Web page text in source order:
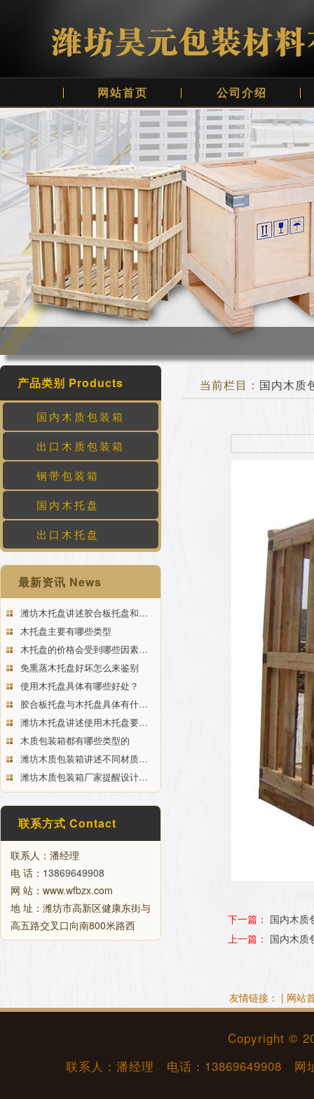
网站首页 公司介绍
产品类别 Products
国内木质包装箱
出口木质包装箱
钢带包装箱
国内木托盘
出口木托盘
最新资讯 News
潍坊木托盘讲述胶合板托盘和…
木托盘主要有哪些类型
木托盘的价格会受到哪些因素…
免熏蒸木托盘好坏怎么来鉴别
使用木托盘具体有哪些好处？
胶合板托盘与木托盘具体有什…
潍坊木托盘讲述使用木托盘要…
木质包装箱都有哪些类型的
潍坊木质包装箱讲述不同材质…
潍坊木质包装箱厂家提醒设计…
联系方式 Contact
联系人：潘经理
电 话： 13869649908
网 站：www.wfbzx.com
地 址：潍坊市高新区健康东街与
高五路交叉口向南800米路西
当前栏目： 国内木质
下一篇： 国内木质
上一篇： 国内木质
友情链接： | 网站
Copyright ©
联系人：潘经理 电话： 13869649908 网